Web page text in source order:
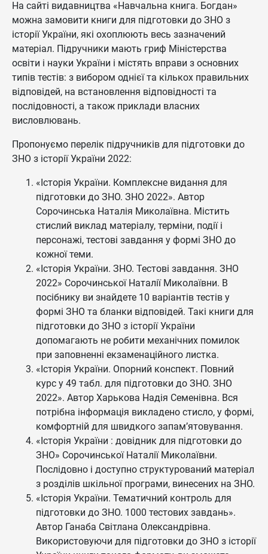
На сайті видавництва «Навчальна книга. Богдан»
можна замовити книги для підготовки до ЗНО з
історії України, які охоплюють весь зазначений
матеріал. Підручники мають гриф Міністерства
освіти і науки України і містять вправи з основних
типів тестів: з вибором однієї та кількох правильних
відповідей, на встановлення відповідності та
послідовності, а також приклади власних
висловлювань.
Пропонуємо перелік підручників для підготовки до
ЗНО з історії України 2022:
«Історія України. Комплексне видання для
підготовки до ЗНО. ЗНО 2022». Автор
Сорочинська Наталія Миколаївна. Містить
стислий виклад матеріалу, терміни, події і
персонажі, тестові завдання у формі ЗНО до
кожної теми.
«Історія України. ЗНО. Тестові завдання. ЗНО
2022» Сорочинської Наталії Миколаївни. В
посібнику ви знайдете 10 варіантів тестів у
формі ЗНО та бланки відповідей. Такі книги для
підготовки до ЗНО з історії України
допомагають не робити механічних помилок
при заповненні екзаменаційного листка.
«Історія України. Опорний конспект. Повний
курс у 49 табл. для підготовки до ЗНО. ЗНО
2022». Автор Харькова Надія Семенівна. Вся
потрібна інформація викладено стисло, у формі,
комфортній для швидкого запам’ятовування.
«Історія України : довідник для підготовки до
ЗНО» Сорочинської Наталії Миколаївни.
Послідовно і доступно структурований матеріал
з розділів шкільної програми, винесених на ЗНО.
«Історія України. Тематичний контроль для
підготовки до ЗНО. 1000 тестових завдань».
Автор Ганаба Світлана Олександрівна.
Використовуючи для підготовки до ЗНО з історії